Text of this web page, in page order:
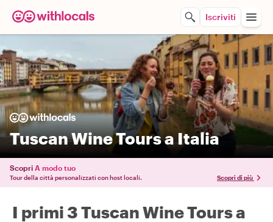
Iscriviti
Tuscan Wine Tours a Italia
Scopri A modo tuo
Tour della città personalizzati con host locali. Scopri di più
I primi 3 Tuscan Wine Tours a